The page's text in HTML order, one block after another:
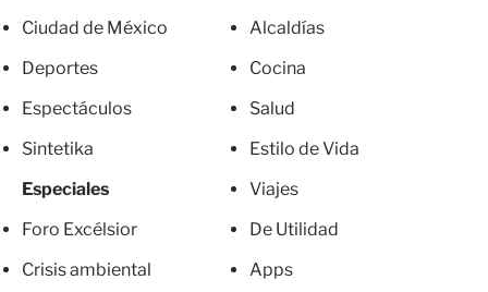
Ciudad de México
Deportes
Espectáculos
Sintetika
Especiales
Foro Excélsior
Crisis ambiental
Alcaldías
Cocina
Salud
Estilo de Vida
Viajes
De Utilidad
Apps